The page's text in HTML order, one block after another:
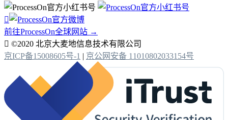

前往ProcessOn全球网站 →
 ©2020 北京大麦地信息技术有限公司
京ICP备15008605号-1 | 京公网安备 11010802033154号